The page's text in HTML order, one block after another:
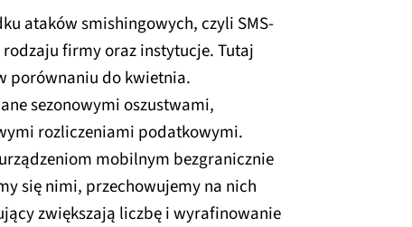
ataków smishingowych, czyli SMS-
firmy oraz instytucje. Tutaj
porównaniu do kwietnia.
sezonowymi oszustwami,
rozliczeniami podatkowymi.
mobilnym bezgranicznie
się nimi, przechowujemy na nich
zwiększają liczbę i wyrafinowanie